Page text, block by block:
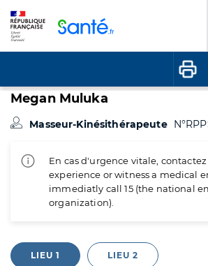
Megan Muluka
Masseur-Kinésithérapeute
En cas d'urgence vitale, contactez
experience or witness a medical
immediatly call 15 (the national
organization).
LIEU 1 LIEU 2